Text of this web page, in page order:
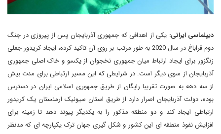
دیپلماسی ایرانی: یکی از اهدافی که جمهوری آذربایجان پس از پیروزی در جنگ
دوم قراباغ در سال 2020 به طور مرتب بر روی آن تاکید کرده، ایجاد کریدور جعلی
زنگزور برای ایجاد ارتباط میان جمهوری نخجوان از یکسو و خاک اصلی جمهوری
آذربایجان از سوی دیگر است. در شرایطی که این مسیر ارتباطی برای مدت بیش
از سه دهه به صورت تقریبا رایگان از طریق جمهوری اسلامی ایران در دسترس
بوده، دولت آذربایجان اصرار دارد از طریق استان سیونیک ارمنستان یک کریدور
ارتباطی ایجاد کند و دو منطقه مذکور را به یکدیگر پیوند دهد تا زمینه برای
افزایش نفوذ منطقه ای این کشور و شکل گیری جهان ترک یکپارچه ای که مدنظر